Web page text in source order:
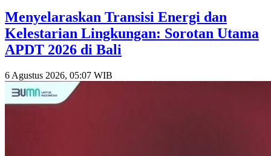
Menyelaraskan Transisi Energi dan
Kelestarian Lingkungan: Sorotan Utama
APDT 2026 di Bali
6 Agustus 2026, 05:07 WIB